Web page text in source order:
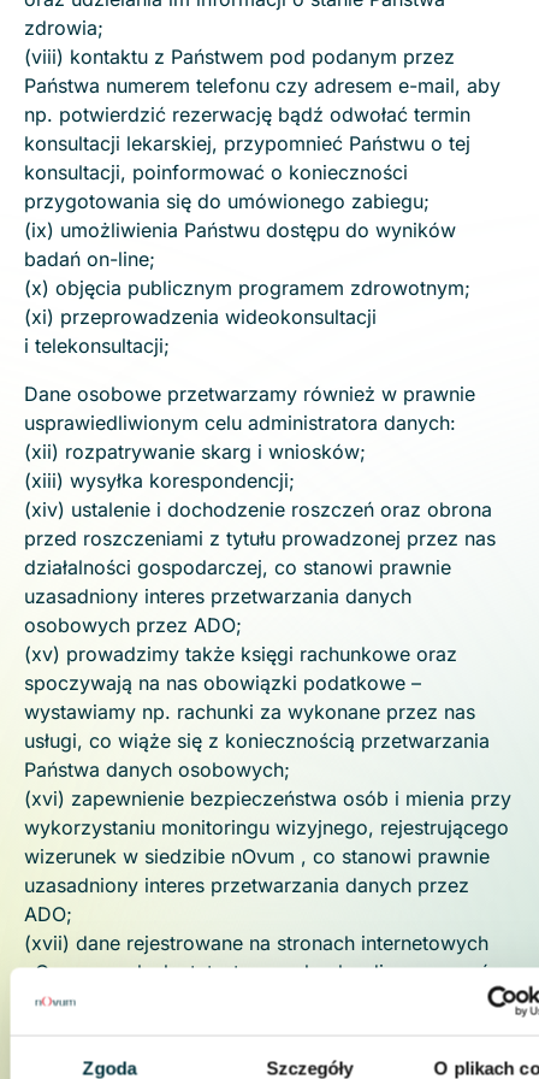
Zgoda Szczegóły O plikach
zdrowia;
(viii) kontaktu z Państwem pod podanym przez
Państwa numerem telefonu czy adresem e-mail, aby
np. potwierdzić rezerwację bądź odwołać termin
konsultacji lekarskiej, przypomnieć Państwu o tej
konsultacji, poinformować o konieczności
przygotowania się do umówionego zabiegu;
(ix) umożliwienia Państwu dostępu do wyników
badań on-line;
(x) objęcia publicznym programem zdrowotnym;
(xi) przeprowadzenia wideokonsultacji
i telekonsultacji;
Dane osobowe przetwarzamy również w prawnie
usprawiedliwionym celu administratora danych:
(xii) rozpatrywanie skarg i wniosków;
(xiii) wysyłka korespondencji;
(xiv) ustalenie i dochodzenie roszczeń oraz obrona
przed roszczeniami z tytułu prowadzonej przez nas
działalności gospodarczej, co stanowi prawnie
uzasadniony interes przetwarzania danych
osobowych przez ADO;
(xv) prowadzimy także księgi rachunkowe oraz
spoczywają na nas obowiązki podatkowe –
wystawiamy np. rachunki za wykonane przez nas
usługi, co wiąże się z koniecznością przetwarzania
Państwa danych osobowych;
(xvi) zapewnienie bezpieczeństwa osób i mienia przy
wykorzystaniu monitoringu wizyjnego, rejestrującego
wizerunek w siedzibie nOvum , co stanowi prawnie
uzasadniony interes przetwarzania danych przez
ADO;
(xvii) dane rejestrowane na stronach internetowych
nOvum w celach statystycznych, aby diagnozować
problemy z serwerem i udoskonalić nasze usługi
przetwarzania danych przez ADO.